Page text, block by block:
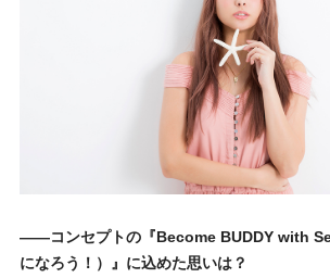
――コンセプトの『Become BUDDY with
になろう！）』に込めた思いは？